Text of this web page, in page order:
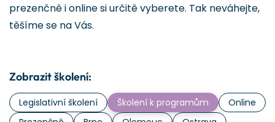
prezenčně i online si určitě vyberete. Tak neváhejte,
těšíme se na Vás.
Zobrazit školení:
Legislativní školení Školení k programům
Online